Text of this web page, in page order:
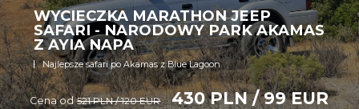
WYCIECZKA MARATHON JEEP
SAFARI - NARODOWY PARK AKAMAS
Z AYIA NAPA
Najlepsze safari po Akamas z Blue Lagoon
Cena od 521 PLN / 120 EUR 430 PLN / 99 EUR